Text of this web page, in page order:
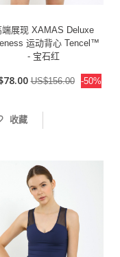
端展现 XAMAS Deluxe
运动背心 Tencel™
- 宝石红
US$156.00 -50%
收藏